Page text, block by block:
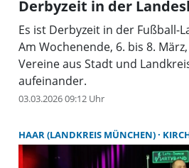
Derbyzeit in der
Es ist Derbyzeit in der Fußball-
Am Wochenende, 6. bis 8.
Vereine aus Stadt und
aufeinander.
03.03.2026 09:12 Uhr
HAAR (LANDKREIS MÜNCHEN)